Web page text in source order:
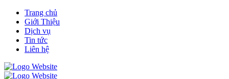
Trang chủ
Giới Thiệu
Dịch vụ
Tin tức
Liên hệ